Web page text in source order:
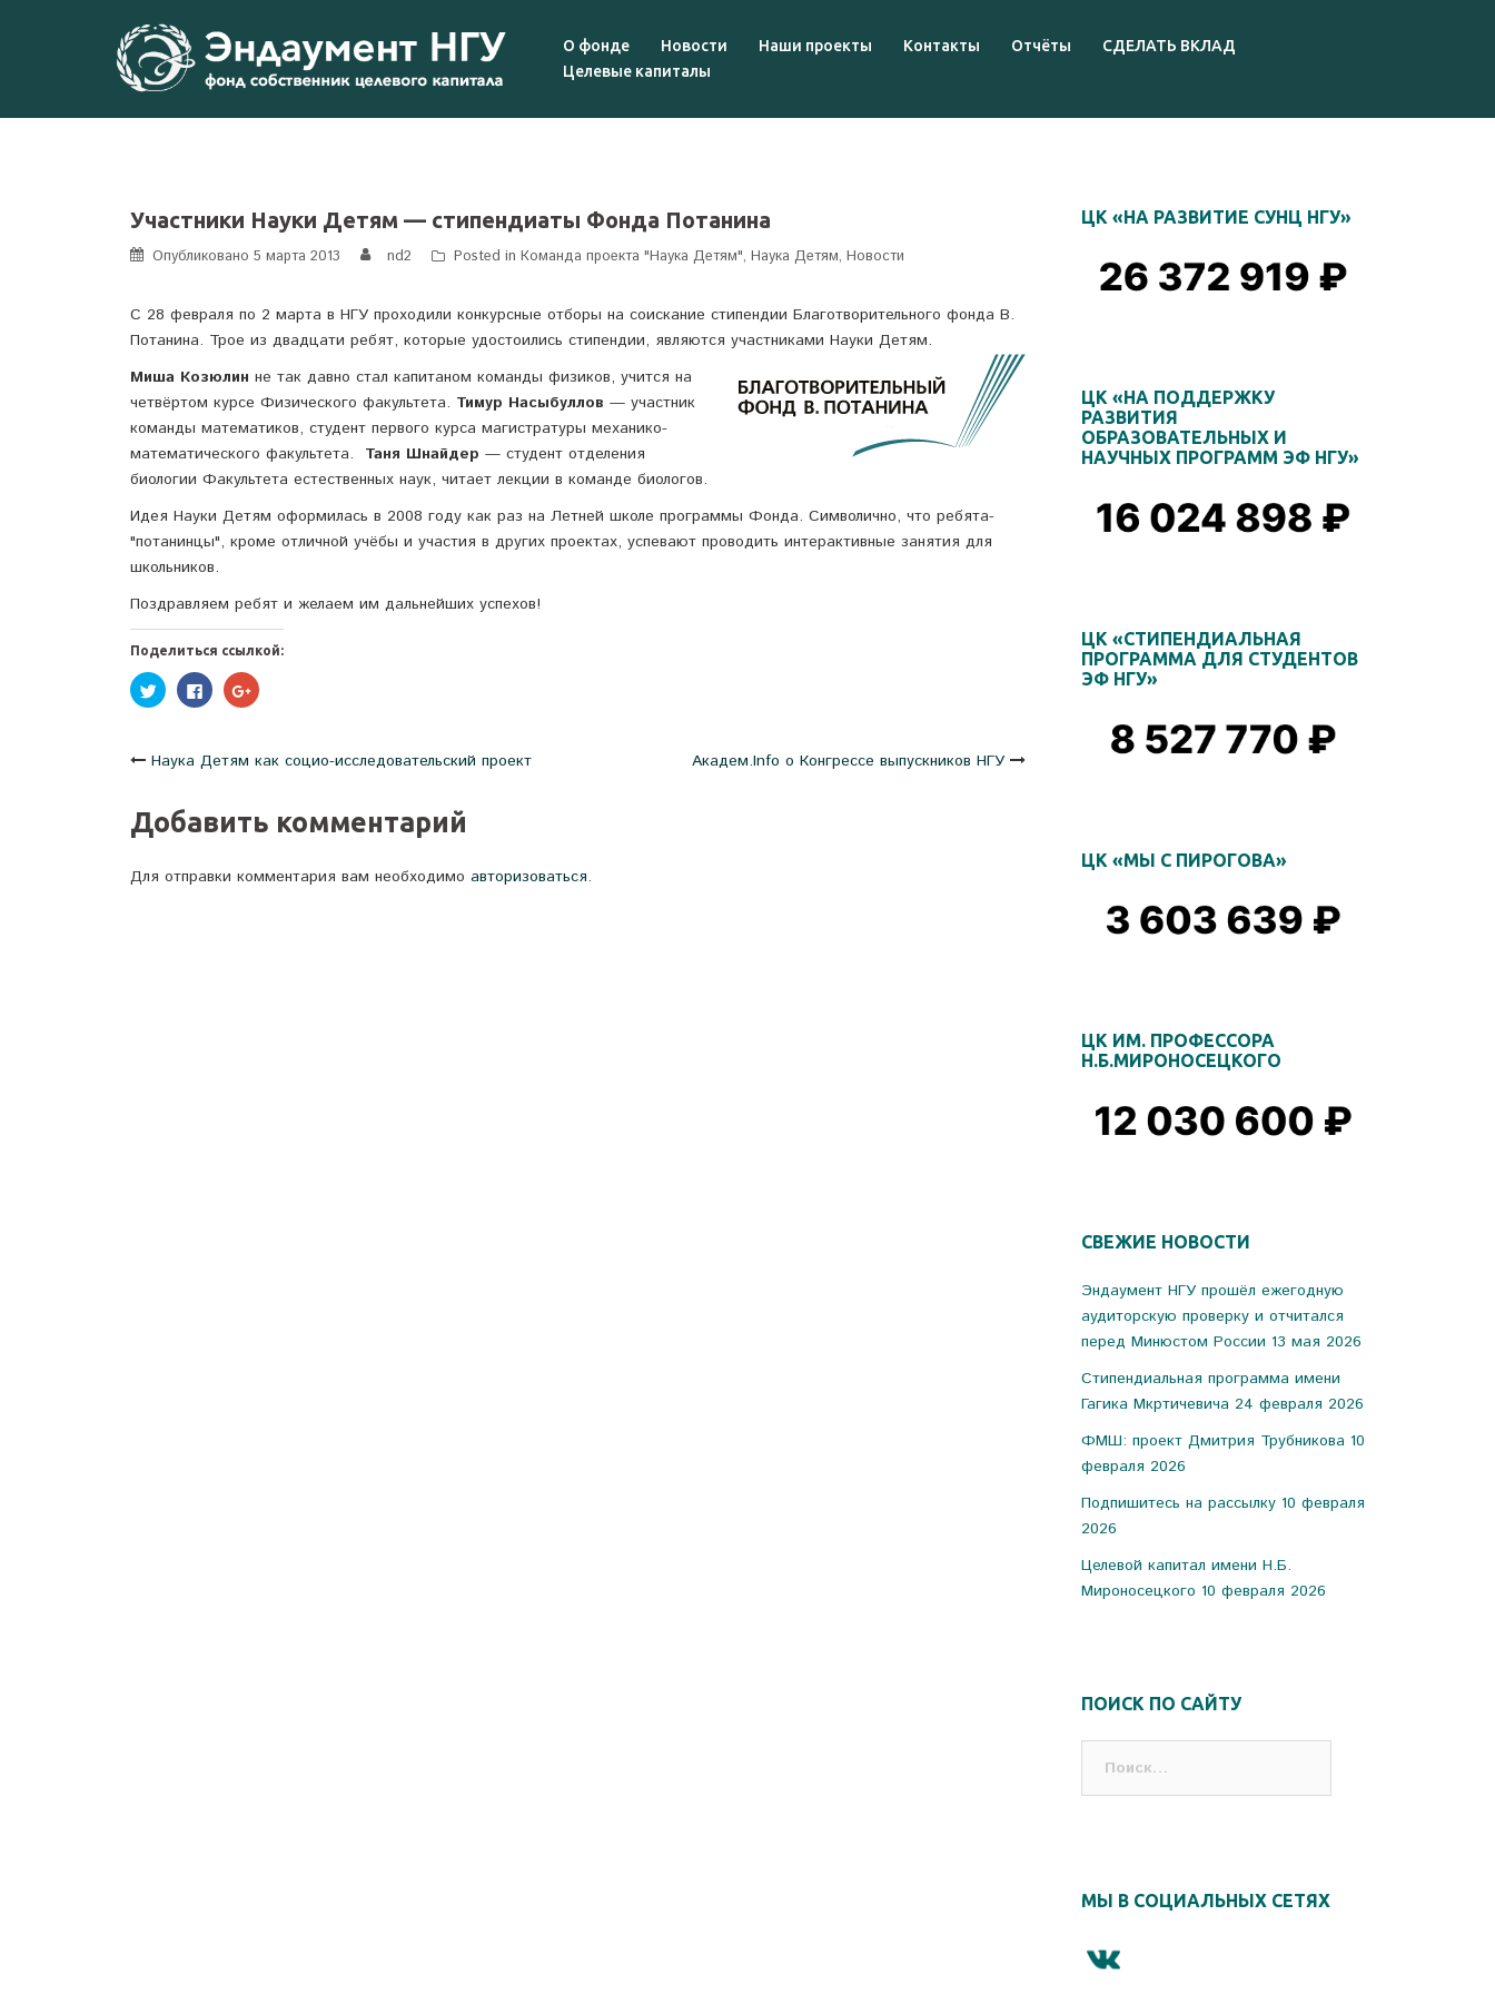
О фонде Новости Наши проекты Контакты Отчёты
СДЕЛАТЬ ВКЛАД
Целевые капиталы
Участники Науки Детям — стипендиаты Фонда Потанина
Опубликовано 5 марта 2013 nd2 Posted in Команда проекта "Наука Детям", Наука Детям, Новости
С 28 февраля по 2 марта в НГУ проходили конкурсные отборы на соискание стипендии Благотворительного фонда В.
Потанина. Трое из двадцати ребят, которые удостоились стипендии, являются участниками Науки Детям.
Миша Козюлин не так давно стал капитаном команды физиков, учится на
четвёртом курсе Физического факультета. Тимур Насыбуллов — участник
команды математиков, студент первого курса магистратуры механико-
математического факультета. Таня Шнайдер — студент отделения
биологии Факультета естественных наук, читает лекции в команде биологов.
Идея Науки Детям оформилась в 2008 году как раз на Летней школе программы Фонда. Символично, что ребята-
"потанинцы", кроме отличной учёбы и участия в других проектах, успевают проводить интерактивные занятия для
школьников.
Поздравляем ребят и желаем им дальнейших успехов!
Поделиться ссылкой:
Нажмите,
чтобы
поделиться
(Открывается
в
Нажмите
здесь,
чтобы
на
Facebook.
окне)
Нажмите,
чтобы
в
Навигация
по
записям
Наука Детям как социо-исследовательский проект Академ.Info о Конгрессе выпускников НГУ
Добавить комментарий
Для отправки комментария вам необходимо авторизоваться.
ЦК «НА РАЗВИТИЕ СУНЦ НГУ»
ЦК «НА ПОДДЕРЖКУ
РАЗВИТИЯ
ОБРАЗОВАТЕЛЬНЫХ И
НАУЧНЫХ ПРОГРАММ ЭФ НГУ»
ЦК «СТИПЕНДИАЛЬНАЯ
ПРОГРАММА ДЛЯ СТУДЕНТОВ
ЭФ НГУ»
ЦК «МЫ С ПИРОГОВА»
ЦК ИМ. ПРОФЕССОРА
Н.Б.МИРОНОСЕЦКОГО
СВЕЖИЕ НОВОСТИ
Эндаумент НГУ прошёл ежегодную
аудиторскую проверку и отчитался
перед Минюстом России 13 мая 2026
Стипендиальная программа имени
Гагика Мкртичевича 24 февраля 2026
ФМШ: проект Дмитрия Трубникова 10
февраля 2026
Подпишитесь на рассылку 10 февраля
2026
Целевой капитал имени Н.Б.
Мироносецкого 10 февраля 2026
ПОИСК ПО САЙТУ
МЫ В СОЦИАЛЬНЫХ СЕТЯХ